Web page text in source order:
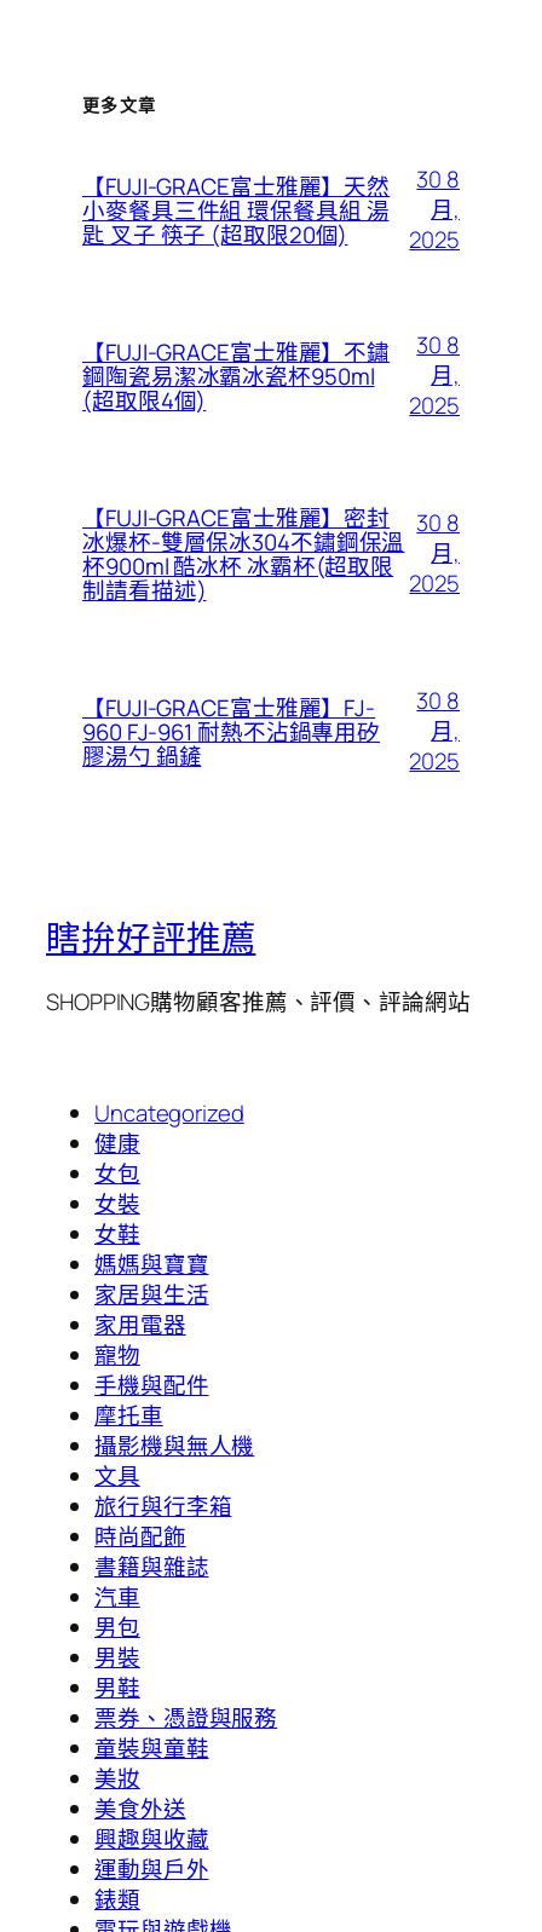
更多文章
【FUJI-GRACE富士雅麗】天然
小麥餐具三件組 環保餐具組 湯
匙 叉子 筷子 (超取限20個)
30 8
月,
2025
【FUJI-GRACE富士雅麗】不鏽
鋼陶瓷易潔冰霸冰瓷杯950ml
(超取限4個)
30 8
月,
2025
【FUJI-GRACE富士雅麗】密封
冰爆杯-雙層保冰304不鏽鋼保溫
杯900ml 酷冰杯 冰霸杯(超取限
制請看描述)
30 8
月,
2025
【FUJI-GRACE富士雅麗】FJ-
960 FJ-961 耐熱不沾鍋專用矽
膠湯勺 鍋鏟
30 8
月,
2025
瞎拚好評推薦
SHOPPING購物顧客推薦、評價、評論網站
Uncategorized
健康
女包
女裝
女鞋
媽媽與寶寶
家居與生活
家用電器
寵物
手機與配件
摩托車
攝影機與無人機
文具
旅行與行李箱
時尚配飾
書籍與雜誌
汽車
男包
男裝
男鞋
票券、憑證與服務
童裝與童鞋
美妝
美食外送
興趣與收藏
運動與戶外
錶類